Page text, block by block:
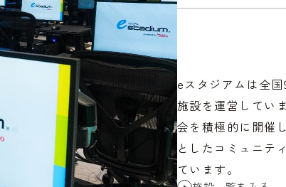
eスタジアムは全
施設を運営してい
会を積極的に開催
としたコミュニテ
ています。